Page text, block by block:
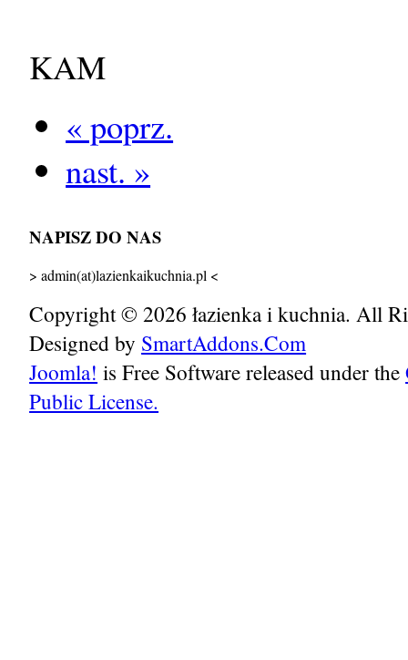
KAM
« poprz.
nast. »
NAPISZ DO NAS
> admin(at)lazienkaikuchnia.pl <
Copyright © 2026 łazienka i kuchnia. All
Designed by SmartAddons.Com
Joomla! is Free Software released under the
Public License.